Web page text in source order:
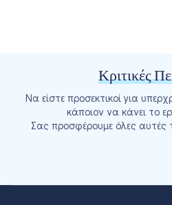
Κριτικές
Να είστε προσεκτικοί για
κάποιον να κάνει το
Σας προσφέρουμε όλες αυτές